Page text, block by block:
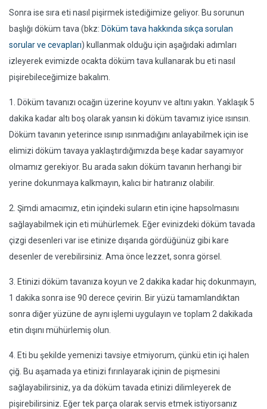
Sonra ise sıra eti nasıl pişirmek istediğimize geliyor. Bu sorunun
başlığı döküm tava (bkz: Döküm tava hakkında sıkça sorulan
sorular ve cevapları) kullanmak olduğu için aşağıdaki adımları
izleyerek evimizde ocakta döküm tava kullanarak bu eti nasıl
pişirebileceğimize bakalım.
1. Döküm tavanızı ocağın üzerine koyunv ve altını yakın. Yaklaşık 5
dakika kadar altı boş olarak yansın ki döküm tavamız iyice ısınsın.
Döküm tavanın yeterince ısınıp ısınmadığını anlayabilmek için ise
elimizi döküm tavaya yaklaştırdığımızda beşe kadar sayamıyor
olmamız gerekiyor. Bu arada sakın döküm tavanın herhangi bir
yerine dokunmaya kalkmayın, kalıcı bir hatıranız olabilir.
2. Şimdi amacımız, etin içindeki suların etin içine hapsolmasını
sağlayabilmek için eti mühürlemek. Eğer evinizdeki döküm tavada
çizgi desenleri var ise etinize dışarıda gördüğünüz gibi kare
desenler de verebilirsiniz. Ama önce lezzet, sonra görsel.
3. Etinizi döküm tavanıza koyun ve 2 dakika kadar hiç dokunmayın,
1 dakika sonra ise 90 derece çevirin. Bir yüzü tamamlandıktan
sonra diğer yüzüne de aynı işlemi uygulayın ve toplam 2 dakikada
etin dışını mühürlemiş olun.
4. Eti bu şekilde yemenizi tavsiye etmiyorum, çünkü etin içi halen
çiğ. Bu aşamada ya etinizi fırınlayarak içinin de pişmesini
sağlayabilirsiniz, ya da döküm tavada etinizi dilimleyerek de
pişirebilirsiniz. Eğer tek parça olarak servis etmek istiyorsanız